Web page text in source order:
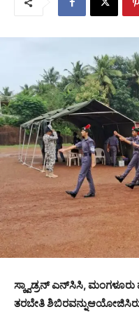
ಸ್ಕ್ವಾಡ್ರನ್ ಎನ್‌ಸಿಸಿ,
ತರಬೇತಿ